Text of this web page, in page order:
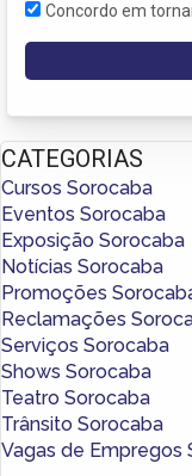
Concordo em
CATEGORIAS
Cursos Sorocaba
Eventos Sorocaba
Exposição Sorocaba
Notícias Sorocaba
Promoções
Reclamações
Serviços Sorocaba
Shows Sorocaba
Teatro Sorocaba
Trânsito Sorocaba
Vagas de Empregos